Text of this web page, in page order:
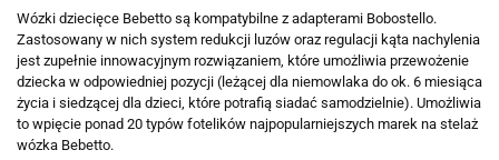
Wózki dziecięce Bebetto są kompatybilne z adapterami Bobostello.
Zastosowany w nich system redukcji luzów oraz regulacji kąta nachylenia
jest zupełnie innowacyjnym rozwiązaniem, które umożliwia przewożenie
dziecka w odpowiedniej pozycji (leżącej dla niemowlaka do ok. 6 miesiąca
życia i siedzącej dla dzieci, które potrafią siadać samodzielnie). Umożliwia
to wpięcie ponad 20 typów fotelików najpopularniejszych marek na stelaż
wózka Bebetto.